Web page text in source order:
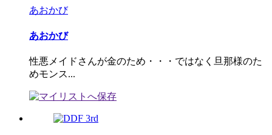
あおかび
あおかび
性悪メイドさんが金のため・・・ではなく旦那様のた
めモンス...